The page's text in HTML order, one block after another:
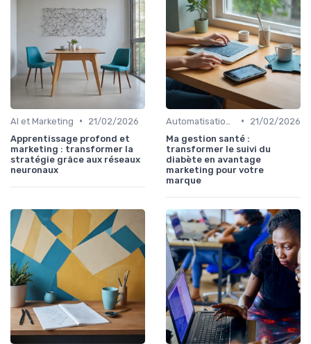
AI et Marketing •
21/02/2026
Apprentissage profond et
marketing : transformer la
stratégie grâce aux réseaux
neuronaux
•
21/02/2026
Ma gestion santé :
transformer le suivi du
diabète en avantage
marketing pour votre
marque